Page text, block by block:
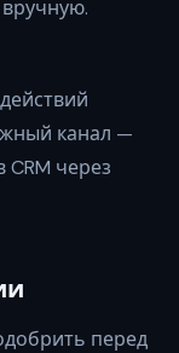
канал —
через
перед